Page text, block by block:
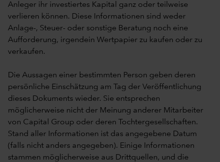
Anleger ihr investiertes Kapital ganz oder teilweise
verlieren können. Diese Informationen sind weder
Anlage-, Steuer- oder sonstige Beratung noch eine
Aufforderung, irgendein Wertpapier zu kaufen oder zu
verkaufen.
Die Aussagen einer bestimmten Person geben deren
persönliche Einschätzung am Tag der Veröffentlichung
dieses Dokuments wieder. Sie entsprechen
möglicherweise nicht der Meinung anderer Mitarbeiter
von Capital Group oder deren Tochtergesellschaften.
Stand aller Informationen ist das angegebene Datum
(falls nicht anders angegeben). Einige Informationen
stammen möglicherweise aus Drittquellen, und die